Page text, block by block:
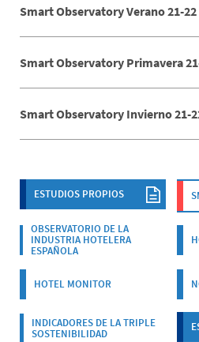
Smart Observatory Verano 21-22
Smart Observatory Primavera
Smart Observatory Invierno 21-
Barra
lateral
principal
ESTUDIOS PROPIOS
OBSERVATORIO DE LA
INDUSTRIA HOTELERA
ESPAÑOLA
HOTEL MONITOR
INDICADORES DE LA TRIPLE
SOSTENIBILIDAD